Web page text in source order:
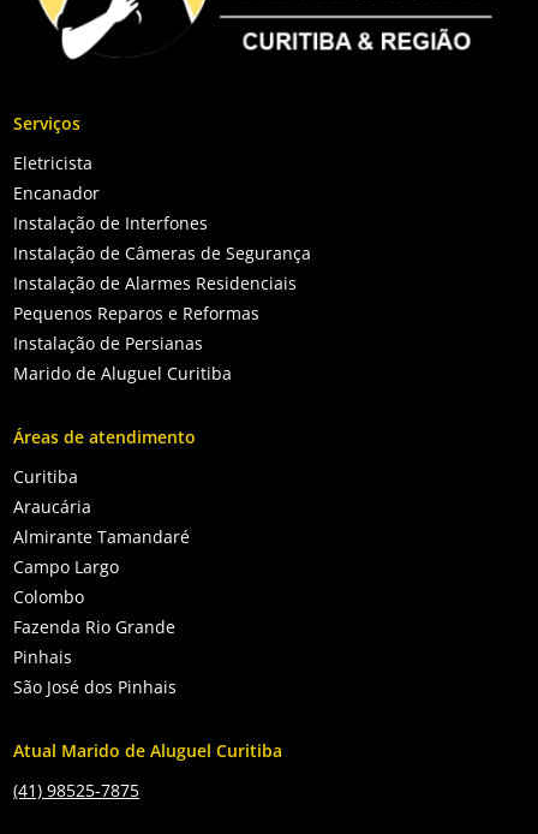
Serviços
Eletricista
Encanador
Instalação de Interfones
Instalação de Câmeras de Segurança
Instalação de Alarmes Residenciais
Pequenos Reparos e Reformas
Instalação de Persianas
Marido de Aluguel Curitiba
Áreas de atendimento
Curitiba
Araucária
Almirante Tamandaré
Campo Largo
Colombo
Fazenda Rio Grande
Pinhais
São José dos Pinhais
Atual Marido de Aluguel Curitiba
(41) 98525-7875